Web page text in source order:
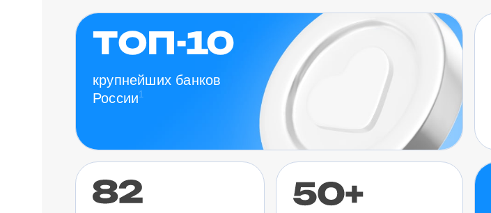
крупнейших банков
России1